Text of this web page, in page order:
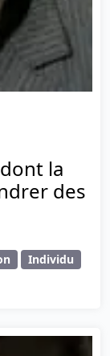
la
des
Individu